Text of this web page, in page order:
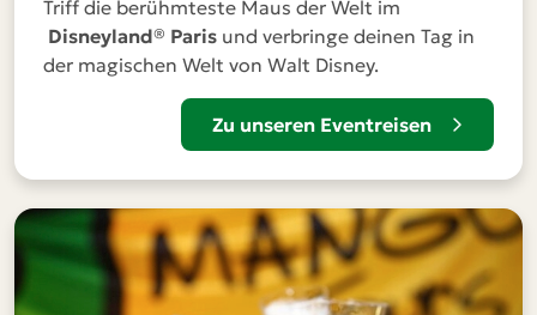
Triff die berühmteste Maus der Welt im
Disneyland® Paris und verbringe deinen Tag in
der magischen Welt von Walt Disney.
Zu unseren Eventreisen